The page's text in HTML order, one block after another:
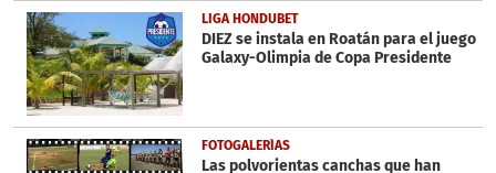
LIGA HONDUBET
DIEZ se instala en Roatán para el juego
Galaxy-Olimpia de Copa Presidente
FOTOGALERÍAS
Las polvorientas canchas que han